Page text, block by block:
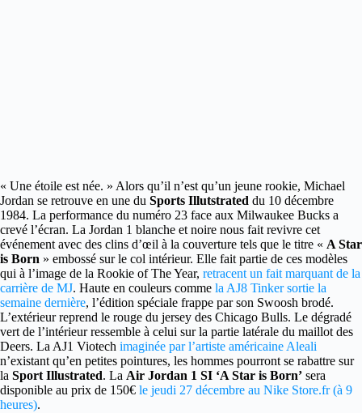
« Une étoile est née. » Alors qu’il n’est qu’un jeune rookie, Michael
Jordan se retrouve en une du Sports Illutstrated du 10 décembre
1984. La performance du numéro 23 face aux Milwaukee Bucks a
crevé l’écran. La Jordan 1 blanche et noire nous fait revivre cet
événement avec des clins d’œil à la couverture tels que le titre « A Star
is Born » embossé sur le col intérieur. Elle fait partie de ces modèles
qui à l’image de la Rookie of The Year, retracent un fait marquant de la
carrière de MJ. Haute en couleurs comme la AJ8 Tinker sortie la
semaine dernière, l’édition spéciale frappe par son Swoosh brodé.
L’extérieur reprend le rouge du jersey des Chicago Bulls. Le dégradé
vert de l’intérieur ressemble à celui sur la partie latérale du maillot des
Deers. La AJ1 Viotech imaginée par l’artiste américaine Aleali
n’existant qu’en petites pointures, les hommes pourront se rabattre sur
la Sport Illustrated. La Air Jordan 1 SI ‘A Star is Born’ sera
disponible au prix de 150€ le jeudi 27 décembre au Nike Store.fr (à 9
heures).